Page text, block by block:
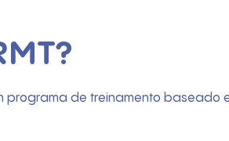
programa de treinamento